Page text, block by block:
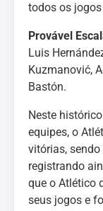
todos os
Provável
Luis
Kuzmanović,
Bastón.
Neste
equipes, o
vitórias,
registrando
que o Atlético
seus jogos e